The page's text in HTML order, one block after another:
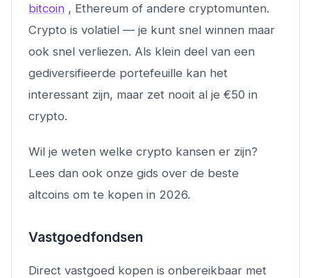
bitcoin , Ethereum of andere cryptomunten.
Crypto is volatiel — je kunt snel winnen maar
ook snel verliezen. Als klein deel van een
gediversifieerde portefeuille kan het
interessant zijn, maar zet nooit al je €50 in
crypto.
Wil je weten welke crypto kansen er zijn?
Lees dan ook onze gids over de beste
altcoins om te kopen in 2026.
Vastgoedfondsen
Direct vastgoed kopen is onbereikbaar met